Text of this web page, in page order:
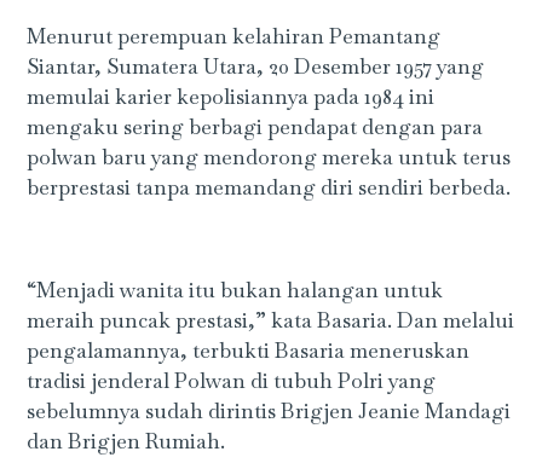
Menurut perempuan kelahiran Pemantang
Siantar, Sumatera Utara, 20 Desember 1957 yang
memulai karier kepolisiannya pada 1984 ini
mengaku sering berbagi pendapat dengan para
polwan baru yang mendorong mereka untuk terus
berprestasi tanpa memandang diri sendiri berbeda.
“Menjadi wanita itu bukan halangan untuk
meraih puncak prestasi,” kata Basaria. Dan melalui
pengalamannya, terbukti Basaria meneruskan
tradisi jenderal Polwan di tubuh Polri yang
sebelumnya sudah dirintis Brigjen Jeanie Mandagi
dan Brigjen Rumiah.